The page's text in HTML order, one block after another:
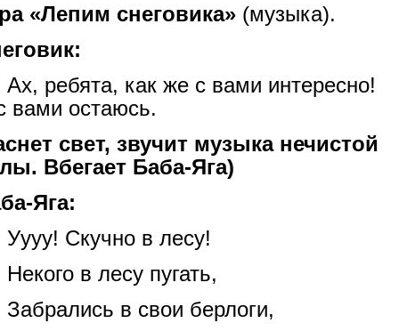
«Лепим снеговика» (музыка).
Ах, ребята, как же с вами интересно!
вами остаюсь.
свет, звучит музыка нечистой
Вбегает Баба-Яга)
Яга:
Уууу! Скучно в лесу!
Некого в лесу пугать,
Забрались в свои берлоги,